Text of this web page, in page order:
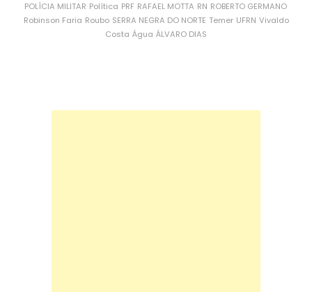
POLÍCIA MILITAR Política PRF RAFAEL MOTTA RN ROBERTO GERMANO
Robinson Faria Roubo SERRA NEGRA DO NORTE Temer UFRN Vivaldo
Costa Água ÁLVARO DIAS